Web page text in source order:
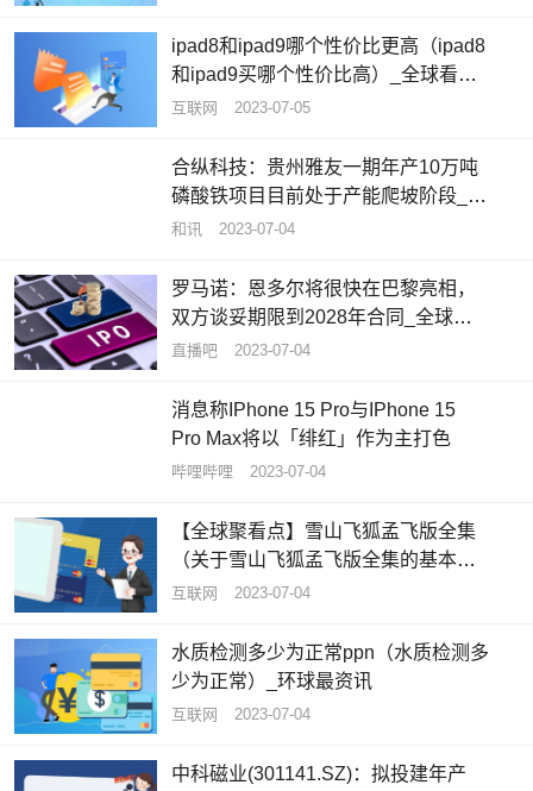
ipad8和ipad9哪个性价比更高（ipad8
和ipad9买哪个性价比高）_全球看热
讯
互联网 2023-07-05
合纵科技：贵州雅友一期年产10万吨
磷酸铁项目目前处于产能爬坡阶段_每
日聚焦
和讯 2023-07-04
罗马诺：恩多尔将很快在巴黎亮相，
双方谈妥期限到2028年合同_全球要
闻
直播吧 2023-07-04
消息称IPhone 15 Pro与IPhone 15
Pro Max将以「绯红」作为主打色
哔哩哔哩 2023-07-04
【全球聚看点】雪山飞狐孟飞版全集
（关于雪山飞狐孟飞版全集的基本详
情介绍）
互联网 2023-07-04
水质检测多少为正常ppn（水质检测多
少为正常）_环球最资讯
互联网 2023-07-04
中科磁业(301141.SZ)：拟投建年产